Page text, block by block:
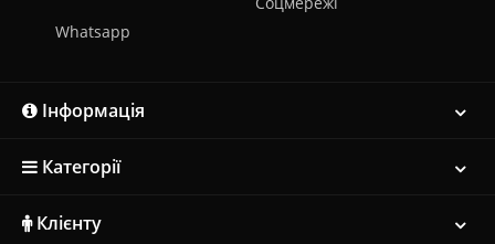
Whatsapp
Інформація
Категорії
Клієнту